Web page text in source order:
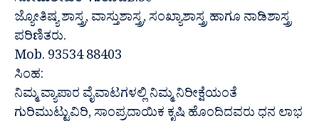
ಜ್ಯೋತಿಷ್ಯ ಶಾಸ್ತ್ರ, ವಾಸ್ತುಶಾಸ್ತ್ರ, ಸಂಖ್ಯಾಶಾಸ್ತ್ರ ಹಾಗೂ ನಾಡಿಶಾಸ್ತ್ರ
ಪರಿಣಿತರು.
Mob. 93534 88403
ಸಿಂಹ:
ನಿಮ್ಮ ವ್ಯಾಪಾರ ವೈವಾಟಗಳಲ್ಲಿ ನಿಮ್ಮ ನಿರೀಕ್ಷೆಯಂತೆ
ಗುರಿಮುಟ್ಟುವಿರಿ, ಸಾಂಪ್ರದಾಯಿಕ ಕೃಷಿ ಹೊಂದಿದವರು ಧನ ಲಾಭ